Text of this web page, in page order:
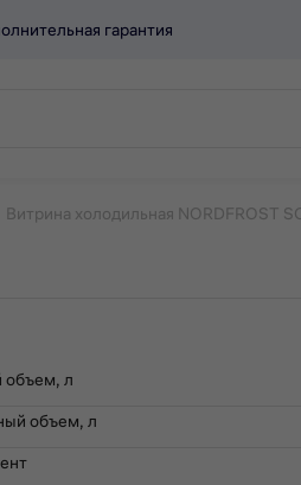
гарантия
Витрина холодильная NORDFROST
л
объем, л